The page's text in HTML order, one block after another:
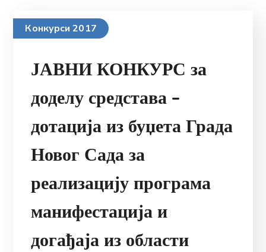
Конкурси 2017
ЈАВНИ КОНКУРС за
доделу средстава –
дотација из буџета Града
Новог Сада за
реализацију програма
манифестација и
догађаја из области